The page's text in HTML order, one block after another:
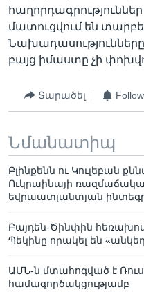
մատուցվում են
բայց իմաստը չի
Տարածել
Նմանատիպ
Բլինքենն ու Կուլեբան
Ուկրաինայի
եվրաատլանտյան
Բայդեն-Ծինփին
Պեկինը որակել են
ԱՄՆ-ն մտահոգված է
համագործակցությամբ